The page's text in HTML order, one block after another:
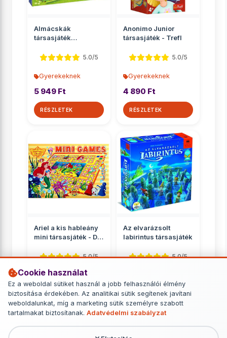
Cookie használat
Ez a weboldal sütiket használ a jobb felhasználói élmény
biztosítása érdekében. Az analitikai sütik segítenek javítani
weboldalunkat, míg a marketing sütik személyre szabott
tartalmakat biztosítanak. Adatvédelmi szabályzat
Almácskák
társasjáték
Ravensburger 5.0/5
Gyerekeknek
5 949 Ft
RÉSZLETEK
Anonimo Junior
társasjáték - Trefl
5.0/5
Gyerekeknek
4 890 Ft
RÉSZLETEK
Ariel a kis hableány
mini társasjáték - D-
5.0/5
Gyerekeknek
890 Ft
RÉSZLETEK
Az elvarázsolt
labirintus társasjáték
5.0/5
11 449 Ft
RÉSZLETEK